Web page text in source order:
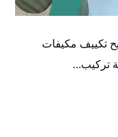
تكييف مكيفات
تركيب…